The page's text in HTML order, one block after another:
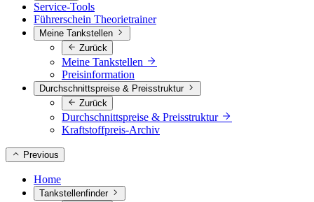
Service-Tools
Führerschein Theorietrainer
Meine Tankstellen
Zurück
Meine Tankstellen
Preisinformation
Durchschnittspreise & Preisstruktur
Zurück
Durchschnittspreise & Preisstruktur
Kraftstoffpreis-Archiv
Previous
Home
Tankstellenfinder